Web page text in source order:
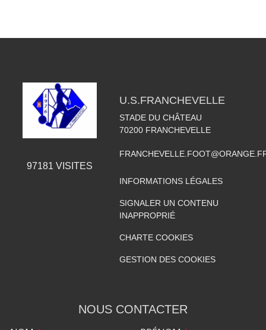
97181 VISITES
U.S.FRANCHEVELLE
STADE DU CHÂTEAU
70200 FRANCHEVELLE
INFORMATIONS LÉGALES
SIGNALER UN CONTENU
INAPPROPRIÉ
CHARTE COOKIES
GESTION DES COOKIES
NOUS CONTACTER